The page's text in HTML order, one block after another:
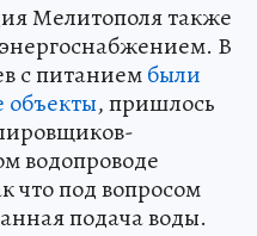
Мелитополя также
В
с питаниембыли
объекты, пришлось
водопроводе
что под вопросом
подача воды.